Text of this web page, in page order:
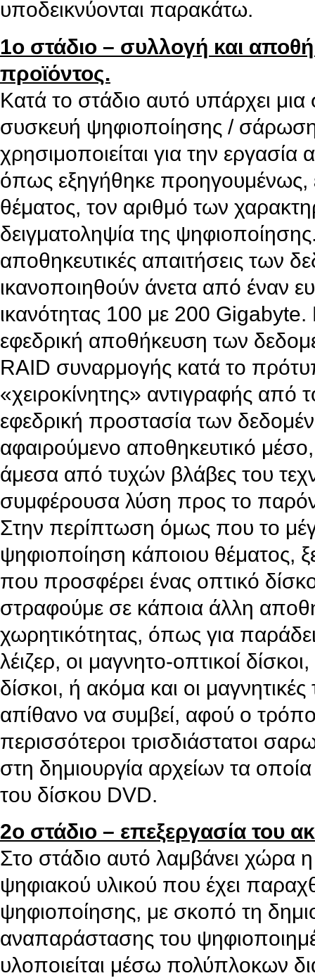
υποδεικνύονται παρακάτω.
1ο στάδιο – συλλογή και
προϊόντος.
Κατά το στάδιο αυτό υπάρχει
συσκευή ψηφιοποίησης /
χρησιμοποιείται για την
όπως εξηγήθηκε προηγουμένως,
θέματος, τον αριθμό των
δειγματοληψία της
αποθηκευτικές απαιτήσεις των
ικανοποιηθούν άνετα από έναν
ικανότητας 100 με 200
εφεδρική αποθήκευση των
RAID συναρμογής κατά το
«χειροκίνητης» αντιγραφής
εφεδρική προστασία των
αφαιρούμενο αποθηκευτικό
άμεσα από τυχών βλάβες του
συμφέρουσα λύση προς το παρόν
Στην περίπτωση όμως που το
ψηφιοποίηση κάποιου θέματος,
που προσφέρει ένας οπτικό
στραφούμε σε κάποια άλλη
χωρητικότητας, όπως για
λέιζερ, οι μαγνητο-οπτικοί
δίσκοι, ή ακόμα και οι
απίθανο να συμβεί, αφού ο
περισσότεροι τρισδιάστατοι
στη δημιουργία αρχείων τα
του δίσκου DVD.
2ο στάδιο – επεξεργασία του
Στο στάδιο αυτό λαμβάνει χώρα
ψηφιακού υλικού που έχει
ψηφιοποίησης, με σκοπό τη
αναπαράστασης του
υλοποιείται μέσω πολύπλοκων